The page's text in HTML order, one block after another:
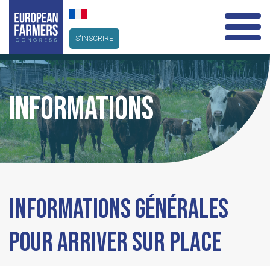
S'INSCRIRE
INFORMATIONS
INFORMATIONS GÉNÉRALES
POUR ARRIVER SUR PLACE